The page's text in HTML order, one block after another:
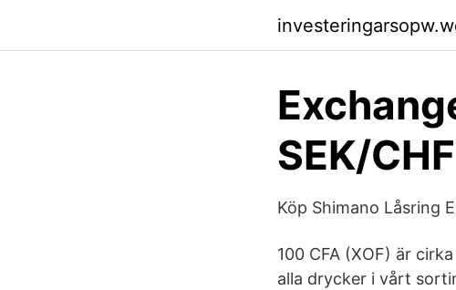
SEK/
Köp Shimano Låsring
100 CFA (XOF) är
alla drycker i vårt